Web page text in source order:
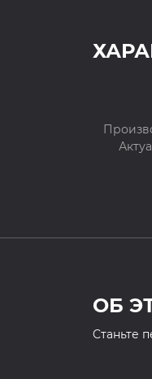
ОБ
Cтаньте